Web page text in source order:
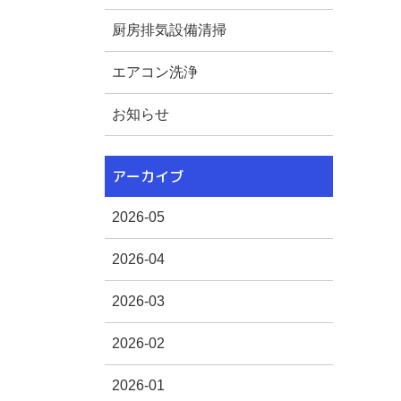
厨房排気設備清掃
エアコン洗浄
お知らせ
アーカイブ
2026-05
2026-04
2026-03
2026-02
2026-01